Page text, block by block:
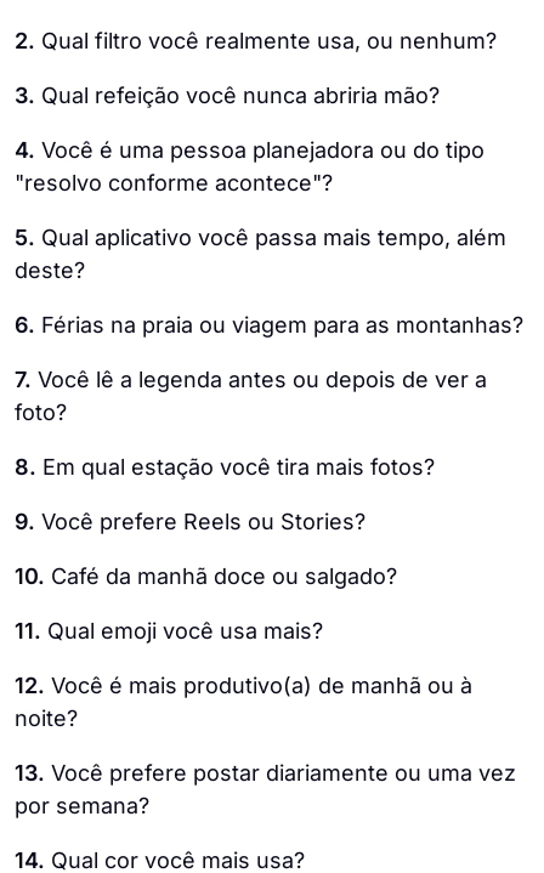
2. Qual filtro você realmente usa, ou nenhum?
3. Qual refeição você nunca abriria mão?
4. Você é uma pessoa planejadora ou do tipo
"resolvo conforme acontece"?
5. Qual aplicativo você passa mais tempo, além
deste?
6. Férias na praia ou viagem para as montanhas?
7. Você lê a legenda antes ou depois de ver a
foto?
8. Em qual estação você tira mais fotos?
9. Você prefere Reels ou Stories?
10. Café da manhã doce ou salgado?
11. Qual emoji você usa mais?
12. Você é mais produtivo(a) de manhã ou à
noite?
13. Você prefere postar diariamente ou uma vez
por semana?
14. Qual cor você mais usa?